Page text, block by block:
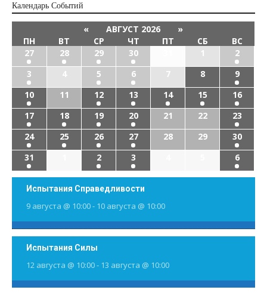
Календарь Cобытий
« АВГУСТ 2026
»
ПН
ВТ СР ЧТ ПТ СБ
ВС
27
28 29 30 1
2
3
4 5 6 7 8
9
10
11 12 13 14 15
16
17
18 19 20 21 22
23
24
25 26 27 28 29
30
31
2 3 6
Испытания Справедливости
9 августа @ 10:00- 10 августа @ 10:00
Испытания Силы
12 августа @ 10:00- 13 августа @ 10:00